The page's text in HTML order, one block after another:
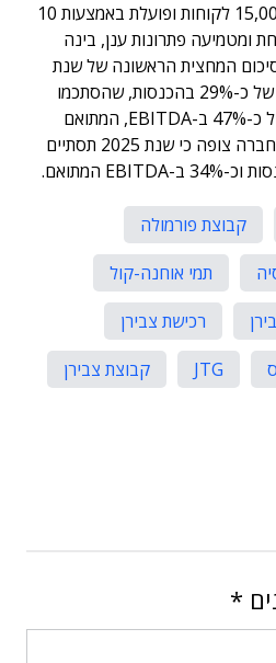
החברה משרתת כיום מעל 15,000 לקוחות ופועלת באמצעות 10
ומטמיעה פתרונות ענן, בינה
המחצית הראשונה של שנת
2025, רשמה מיכפל צמיחה של כ-29% בהכנסות, שהסתכמו
בכ-97 מיליון שקל, ועלייה של כ-47% ב-EBITDA, המתואם
לכ-36 מיליון שקל. תקציב החברה צופה כי שנת 2025 תסתיים
קבוצת פורמולה
תמי אוחנה-קול
רכישת צבירן
JTG קבוצת צבירן
*